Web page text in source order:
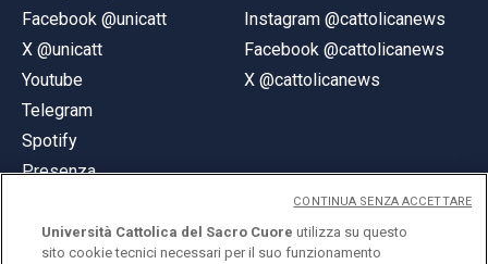
Facebook @unicatt
X @unicatt
Youtube
Telegram
Spotify
Presenza
Instagram @cattolicanews
Facebook @cattolicanews
X @cattolicanews
Università Cattolica del Sacro Cuore utilizza su questo
sito cookie tecnici necessari per il suo funzionamento
CONTINUA SENZA ACCETTARE